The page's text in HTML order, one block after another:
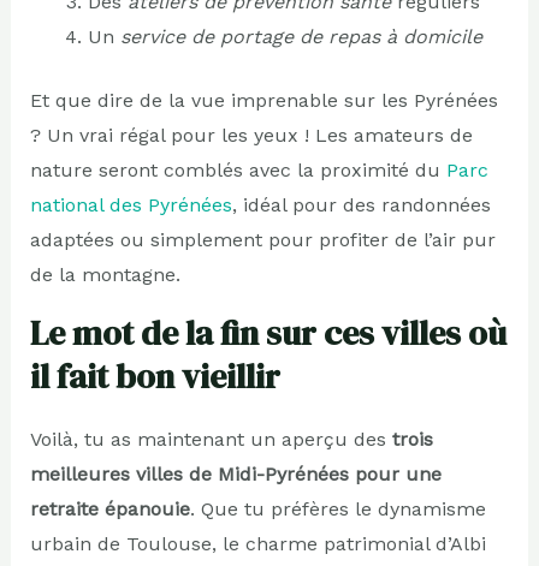
Un service de portage de repas à domicile
Et que dire de la vue imprenable sur les Pyrénées
? Un vrai régal pour les yeux ! Les amateurs de
nature seront comblés avec la proximité du Parc
national des Pyrénées, idéal pour des randonnées
adaptées ou simplement pour profiter de l’air pur
de la montagne.
Le mot de la fin sur ces villes où
il fait bon vieillir
Voilà, tu as maintenant un aperçu des trois
meilleures villes de Midi-Pyrénées pour une
retraite épanouie. Que tu préfères le dynamisme
urbain de Toulouse, le charme patrimonial d’Albi